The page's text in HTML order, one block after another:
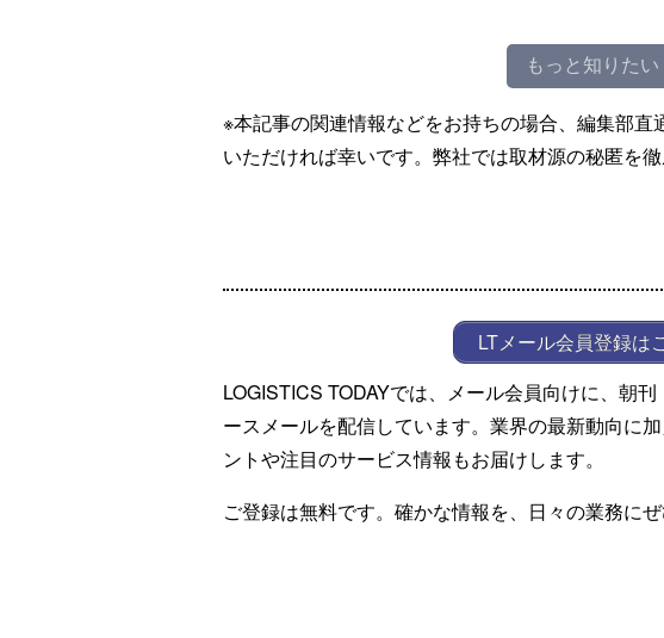
もっと知りたい
※本記事の関連情報などをお持ちの場合、編集部直
いただければ幸いです。弊社では取材源の秘匿を徹
LTメール会員登録は
LOGISTICS TODAYでは、メール会員向けに、朝
ースメールを配信しています。業界の最新動向に
ントや注目のサービス情報もお届けします。
ご登録は無料です。確かな情報を、日々の業務にぜ